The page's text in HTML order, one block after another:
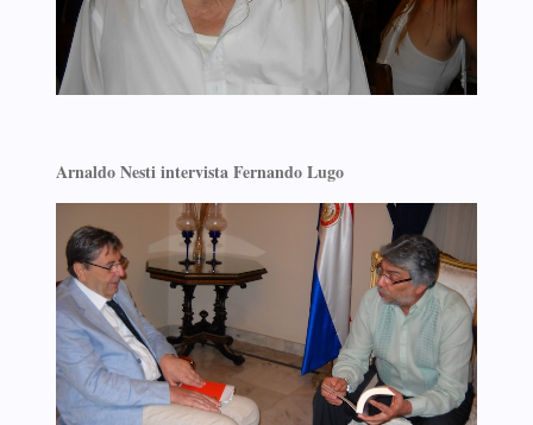
Arnaldo Nesti intervista Fernando Lugo